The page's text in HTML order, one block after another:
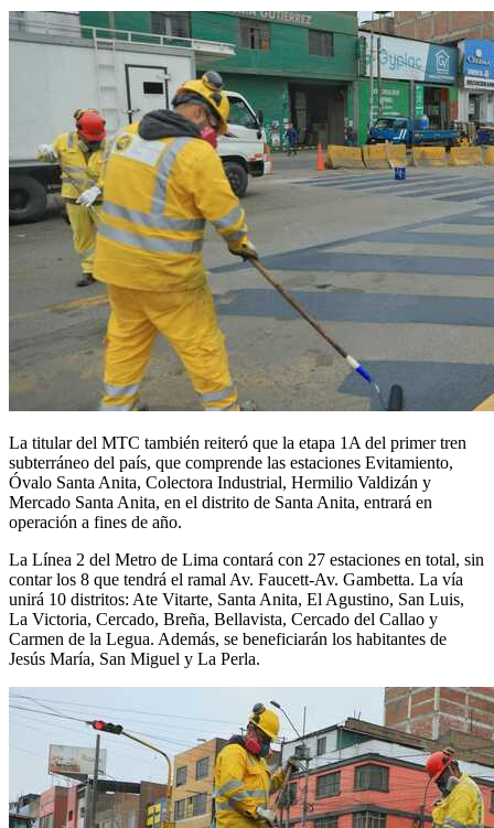
La titular del MTC también reiteró que la etapa 1A del primer tren
subterráneo del país, que comprende las estaciones Evitamiento,
Óvalo Santa Anita, Colectora Industrial, Hermilio Valdizán y
Mercado Santa Anita, en el distrito de Santa Anita, entrará en
operación a fines de año.
La Línea 2 del Metro de Lima contará con 27 estaciones en total, sin
contar los 8 que tendrá el ramal Av. Faucett-Av. Gambetta. La vía
unirá 10 distritos: Ate Vitarte, Santa Anita, El Agustino, San Luis,
La Victoria, Cercado, Breña, Bellavista, Cercado del Callao y
Carmen de la Legua. Además, se beneficiarán los habitantes de
Jesús María, San Miguel y La Perla.